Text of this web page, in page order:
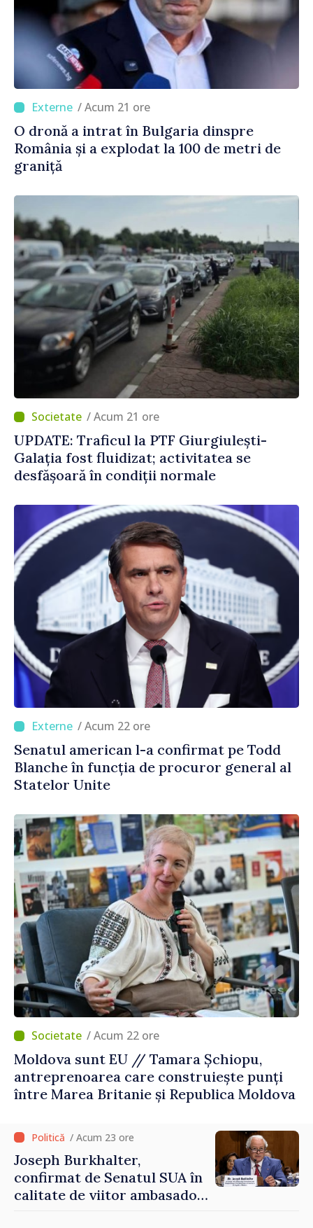
/ Acum 21 ore
O dronă a intrat în Bulgaria dinspre
România și a explodat la 100 de metri de
graniță
/ Acum 21 ore
UPDATE: Traficul la PTF Giurgiulești-
Galația fost fluidizat; activitatea se
desfășoară în condiții normale
/ Acum 22 ore
Senatul american l-a confirmat pe Todd
Blanche în funcția de procuror general al
Statelor Unite
/ Acum 22 ore
Moldova sunt EU // Tamara Șchiopu,
antreprenoarea care construiește punți
între Marea Britanie și Republica Moldova
/ Acum 23 ore
Joseph Burkhalter,
confirmat de Senatul SUA în
calitate de viitor ambasador